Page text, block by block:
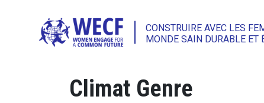
CONSTRUIRE AVEC LES
MONDE SAIN DURABLE ET
Climat Genre